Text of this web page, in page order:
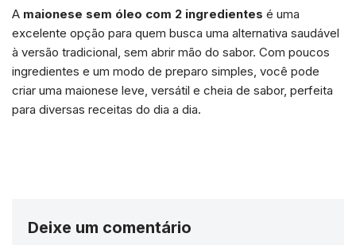
A maionese sem óleo com 2 ingredientes é uma
excelente opção para quem busca uma alternativa saudável
à versão tradicional, sem abrir mão do sabor. Com poucos
ingredientes e um modo de preparo simples, você pode
criar uma maionese leve, versátil e cheia de sabor, perfeita
para diversas receitas do dia a dia.
Deixe um comentário